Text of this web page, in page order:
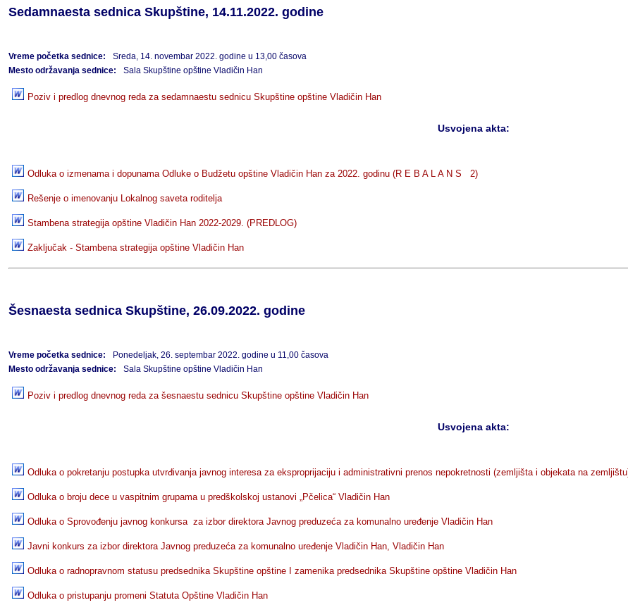
Sedamnaesta sednica Skupštine, 14.11.2022. godine
Vreme početka sednice:
Sreda, 14. novembar 2022. godine u 13,00 časova
Mesto održavanja sednice:
Sala Skupštine opštine Vladičin Han
Poziv i predlog dnevnog reda za sedamnaestu sednicu Skupštine opštine Vladičin Han
Usvojena akta:
Odluka o izmenama i dopunama Odluke o Budžetu opštine Vladičin Han za 2022. godinu (R E B A L A N S 2)
Rešenje o imenovanju Lokalnog saveta roditelja
Stambena strategija opštine Vladičin Han 2022-2029. (PREDLOG)
Zaključak - Stambena strategija opštine Vladičin Han
Šesnaesta sednica Skupštine, 26.09.2022. godine
Vreme početka sednice:
Ponedeljak, 26. septembar 2022. godine u 11,00 časova
Mesto održavanja sednice:
Sala Skupštine opštine Vladičin Han
Poziv i predlog dnevnog reda za šesnaestu sednicu Skupštine opštine Vladičin Han
Usvojena akta:
Odluka o pokretanju postupka utvrđivanja javnog interesa za eksproprijaciju i administrativni prenos nepokretnosti (zemljišta i objekata na
Odluka o broju dece u vaspitnim grupama u predškolskoj ustanovi „Pčelica“ Vladičin Han
Odluka o Sprovođenju javnog konkursa za izbor direktora Javnog preduzeća za komunalno uređenje Vladičin Han
Javni konkurs za izbor direktora Javnog preduzeća za komunalno uređenje Vladičin Han, Vladičin Han
Odluka o radnopravnom statusu predsednika Skupštine opštine I zamenika predsednika Skupštine opštine Vladičin Han
Odluka o pristupanju promeni Statuta Opštine Vladičin Han